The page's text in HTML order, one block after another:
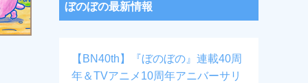
ぼのぼの最新情報
【BN40th】『ぼのぼの』連載40周
年＆TVアニメ10周年アニバーサリ